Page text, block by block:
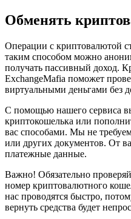
Обменять
Операции с криптовалютой
таким способом можно
получать пассивный доход.
ExchangeMafia поможет
виртуальными деньгами без
С помощью нашего сервиса
криптокошелька или
вас способами. Мы не
или других документов. От
платежные данные.
Важно! Обязательно
номер криптовалютного
нас проводятся быстро,
вернуть средства будет